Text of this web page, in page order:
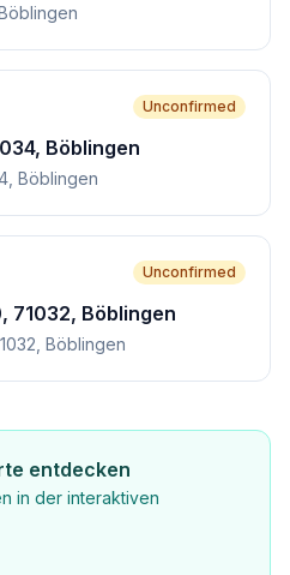
Unconfirmed
Böblingen
Böblingen
Unconfirmed
71032, Böblingen
Böblingen
entdecken
in der interaktiven